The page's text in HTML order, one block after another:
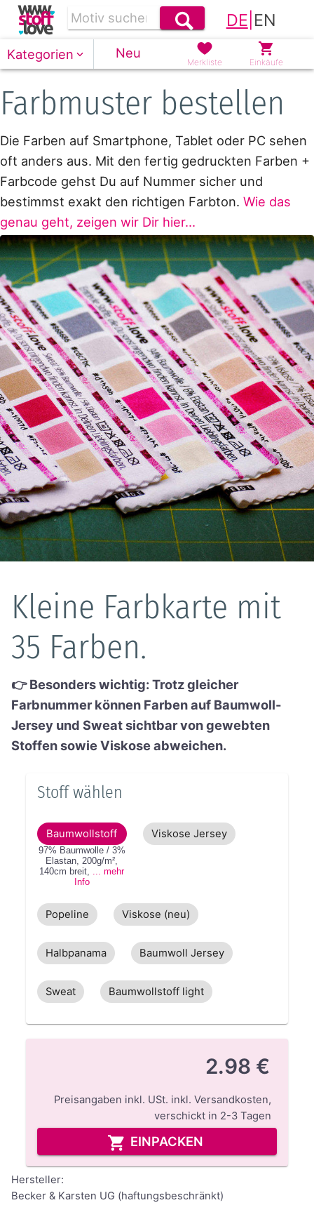
DE EN
Kategorien Neu
Merkliste Einkäufe
Farbmuster bestellen
Die Farben auf Smartphone, Tablet oder PC sehen
oft anders aus. Mit den fertig gedruckten Farben +
Farbcode gehst Du auf Nummer sicher und
bestimmst exakt den richtigen Farbton. Wie das
genau geht, zeigen wir Dir hier...
Kleine Farbkarte mit
35 Farben.
👉 Besonders wichtig: Trotz gleicher
Farbnummer können Farben auf Baumwoll-
Jersey und Sweat sichtbar von gewebten
Stoffen sowie Viskose abweichen.
Stoff wählen
Baumwollstoff
97% Baumwolle / 3%
Elastan,200g/m²,
140cm breit, ... mehr
Info
Viskose Jersey
Popeline Viskose (neu)
Halbpanama Baumwoll Jersey
Sweat Baumwollstoff light
2.98 €
Preisangaben inkl. USt. inkl. Versandkosten,
verschickt in 2-3 Tagen
EINPACKEN
Hersteller:
Becker & Karsten UG (haftungsbeschränkt)